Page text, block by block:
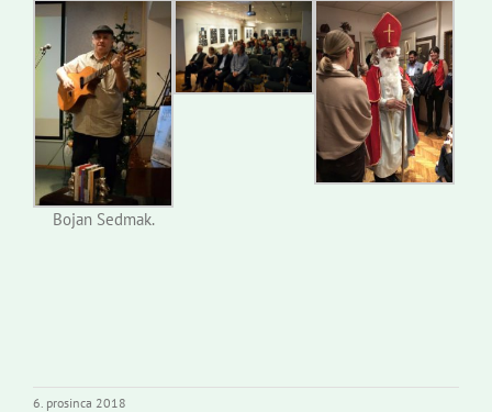
Bojan Sedmak.
6. prosinca 2018